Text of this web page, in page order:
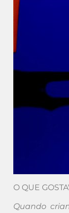
O QUE
Quando